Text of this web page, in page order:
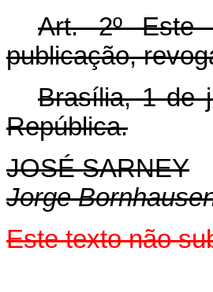
Art. 2º Este
publicação,
Brasília, 1 de
República.
JOSÉ SARNEY
Jorge
Este texto não